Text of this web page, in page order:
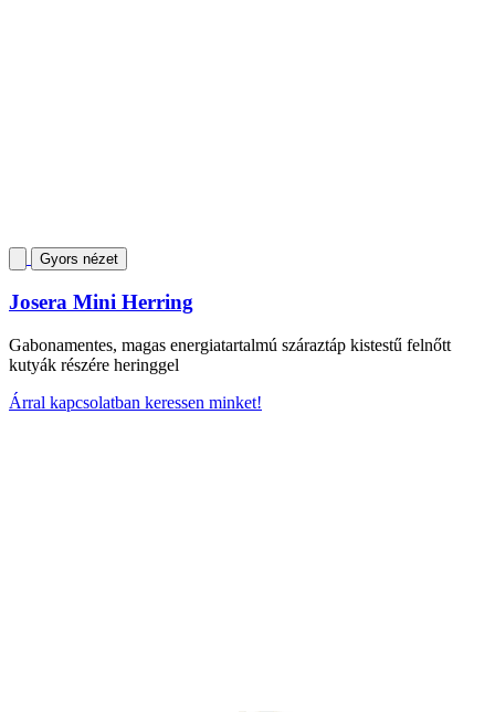
Gyors nézet
Josera Mini Herring
Gabonamentes, magas energiatartalmú száraztáp kistestű felnőtt
kutyák részére heringgel
Árral kapcsolatban keressen minket!